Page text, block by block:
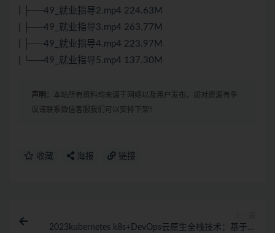
| ├──49_就业指导2.mp4 224.63M
| ├──49_就业指导3.mp4 263.77M
| ├──49_就业指导4.mp4 223.97M
| └──49_就业指导5.mp4 137.30M
声明： 本站所有资料均来源于网络以及用户发布，如对资源有争
议请联系微信客服我们可以安排下架！
收藏 海报 链接
2023kubernetes k8s+DevOps云原生全栈技术：基于世